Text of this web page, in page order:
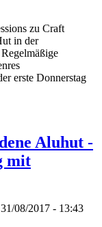
zu Craft
in der
erste Donnerstag
Aluhut -
mit
08/2017 - 13:43